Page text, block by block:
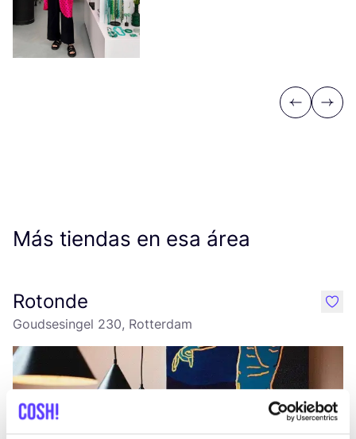
Previous
Next
Más tiendas en esa área
Rotonde
Goudsesingel 230, Rotterdam
like